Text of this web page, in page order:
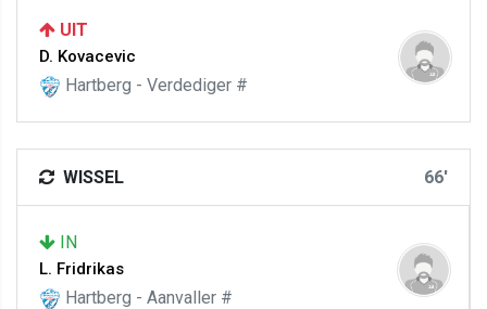
UIT
D. Kovacevic
Hartberg - Verdediger #
WISSEL 66'
IN
L. Fridrikas
Hartberg - Aanvaller #